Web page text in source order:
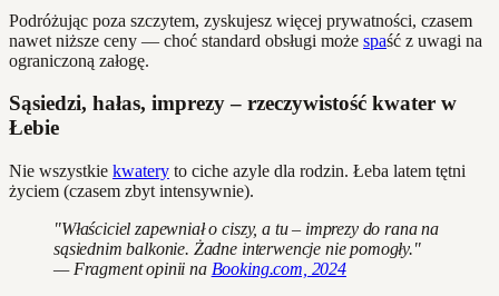
Podróżując poza szczytem, zyskujesz więcej prywatności, czasem
nawet niższe ceny — choć standard obsługi może spaść z uwagi na
ograniczoną załogę.
Sąsiedzi, hałas, imprezy – rzeczywistość kwater w
Łebie
Nie wszystkie kwatery to ciche azyle dla rodzin. Łeba latem tętni
życiem (czasem zbyt intensywnie).
"Właściciel zapewniał o ciszy, a tu – imprezy do rana na
sąsiednim balkonie. Żadne interwencje nie pomogły."
— Fragment opinii na Booking.com, 2024